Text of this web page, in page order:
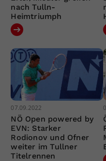
nach Tulln-
Heimtriumph
07.09.2022
NÖ Open powered by
EVN: Starker
Rodionov und Ofner
weiter im Tullner
Titelrennen